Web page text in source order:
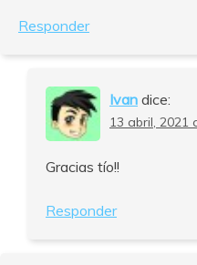
Responder
Ivan dice:
13 abril, 2021
Gracias tío!!
Responder